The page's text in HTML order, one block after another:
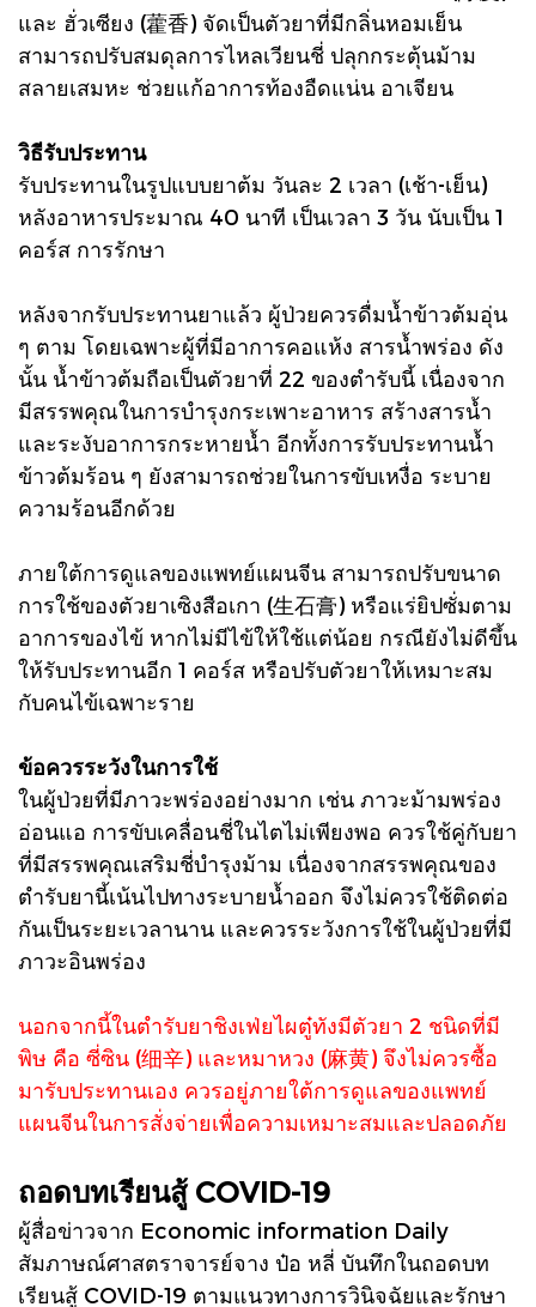
และ ฮั่วเซียง (藿香) จัดเป็นตัวยาที่มีกลิ่นหอมเย็น
สามารถปรับสมดุลการไหลเวียนชี่ ปลุกกระตุ้นม้าม
สลายเสมหะ ช่วยแก้อาการท้องอืดแน่น อาเจียน
วิธีรับประทาน
รับประทานในรูปแบบยาต้ม วันละ 2 เวลา (เช้า-เย็น)
หลังอาหารประมาณ 40 นาที เป็นเวลา 3 วัน นับเป็น 1
คอร์ส การรักษา
หลังจากรับประทานยาแล้ว ผู้ป่วยควรดื่มน้ำข้าวต้มอุ่น
ๆ ตาม โดยเฉพาะผู้ที่มีอาการคอแห้ง สารน้ำพร่อง ดัง
นั้น น้ำข้าวต้มถือเป็นตัวยาที่ 22 ของตำรับนี้ เนื่องจาก
มีสรรพคุณในการบำรุงกระเพาะอาหาร สร้างสารน้ำ
และระงับอาการกระหายน้ำ อีกทั้งการรับประทานน้ำ
ข้าวต้มร้อน ๆ ยังสามารถช่วยในการขับเหงื่อ ระบาย
ความร้อนอีกด้วย
ภายใต้การดูแลของแพทย์แผนจีน สามารถปรับขนาด
การใช้ของตัวยาเซิงสือเกา (生石膏) หรือแร่ยิปซั่มตาม
อาการของไข้ หากไม่มีไข้ให้ใช้แต่น้อย กรณียังไม่ดีขึ้น
ให้รับประทานอีก 1 คอร์ส หรือปรับตัวยาให้เหมาะสม
กับคนไข้เฉพาะราย
ข้อควรระวังในการใช้
ในผู้ป่วยที่มีภาวะพร่องอย่างมาก เช่น ภาวะม้ามพร่อง
อ่อนแอ การขับเคลื่อนชี่ในไตไม่เพียงพอ ควรใช้คู่กับยา
ที่มีสรรพคุณเสริมชี่บำรุงม้าม เนื่องจากสรรพคุณของ
ตำรับยานี้เน้นไปทางระบายน้ำออก จึงไม่ควรใช้ติดต่อ
กันเป็นระยะเวลานาน และควรระวังการใช้ในผู้ป่วยที่มี
ภาวะอินพร่อง
นอกจากนี้ในตำรับยาชิงเฟ่ยไผตู๋ทังมีตัวยา 2 ชนิดที่มี
พิษ คือ ซี่ซิน (细辛) และหมาหวง (麻黄) จึงไม่ควรซื้อ
มารับประทานเอง ควรอยู่ภายใต้การดูแลของแพทย์
แผนจีนในการสั่งจ่ายเพื่อความเหมาะสมและปลอดภัย
ถอดบทเรียนสู้ COVID-19
ผู้สื่อข่าวจาก Economic information Daily
สัมภาษณ์ศาสตราจารย์จาง ป๋อ หลี่ บันทึกในถอดบท
เรียนสู้ COVID-19 ตามแนวทางการวินิจฉัยและรักษา